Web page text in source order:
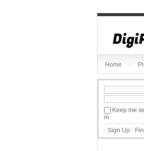
Home
Keep me
in.
Sign Up
Sketchbook5, 스
Sketchbook5, 스